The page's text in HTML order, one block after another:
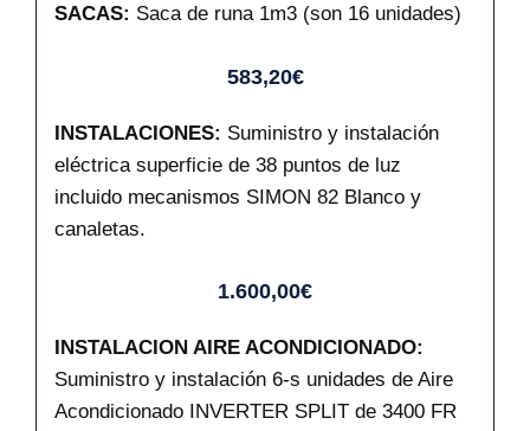
SACAS: Saca de runa 1m3 (son 16 unidades)
583,20€
INSTALACIONES: Suministro y instalación
eléctrica superficie de 38 puntos de luz
incluido mecanismos SIMON 82 Blanco y
canaletas.
1.600,00€
INSTALACION AIRE ACONDICIONADO:
Suministro y instalación 6-s unidades de Aire
Acondicionado INVERTER SPLIT de 3400 FR